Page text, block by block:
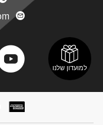
למועדון שלנו